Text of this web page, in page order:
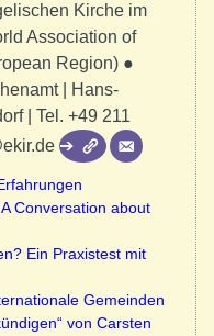
Kirche im
Association of
Region) ●
| Hans-
| Tel. +49 211
Conversation about
Ein Praxistest mit
Gemeinden
von Carsten